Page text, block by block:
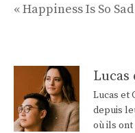
« Happiness Is So
Lucas
Lucas et
depuis
où ils